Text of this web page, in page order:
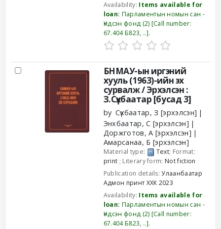
Availability: Items available for
loan: Парламентын номын сан -
Үндсэн фонд (2) Call number:
67.404 Б823, .. .
БНМАУ-ын иргэний
хууль (1963)-ийн эх
сурвалж /Эрхэлсэн :
З.Сүхбаатар [бусад 3]
by Сүхбаатар, З [эрхэлсэн]
Энхбаатар, С [эрхэлсэн]
Доржготов, А [эрхэлсэн]
Амарсанаа, Б [эрхэлсэн]
Material type: Text; Format:
print ; Literary form:Not fiction
Publication details:Улаанбаатар
Адмон принт ХХК 2023
Availability: Items available for
loan: Парламентын номын сан -
Үндсэн фонд (2) Call number:
67.404 Б823, .. .